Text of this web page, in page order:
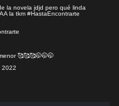
la novela jdjd pero qué linda
la tkm #HastaEncontrarte
🥰🥰🥰🤭🤭🤭
2022